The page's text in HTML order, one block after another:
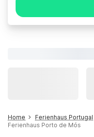
Home Ferienhaus Portugal
Ferienhaus Porto de Mós